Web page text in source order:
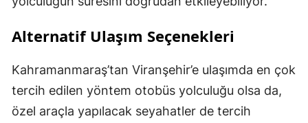
Alternatif Ulaşım Seçenekleri
Kahramanmaraş’tan Viranşehir’e ulaşımda en çok
tercih edilen yöntem otobüs yolculuğu olsa da,
özel araçla yapılacak seyahatler de tercih